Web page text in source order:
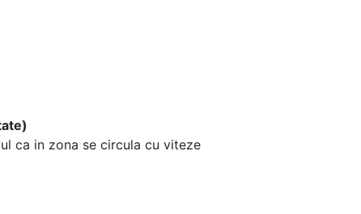
ca in zona se circula cu viteze